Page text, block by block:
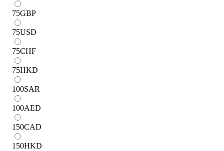
75GBP
75USD
75CHF
75HKD
100SAR
100AED
150CAD
150HKD